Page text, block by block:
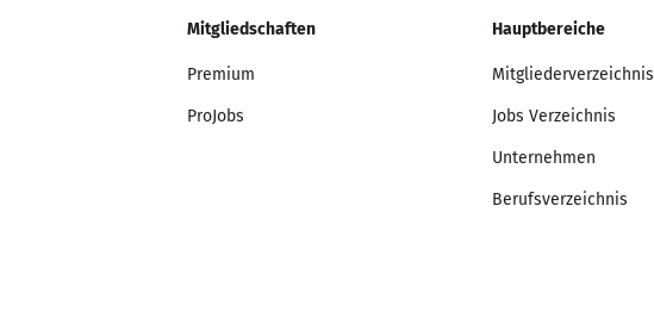
Mitgliedschaften
Premium
ProJobs
Hauptbereiche
Mitgliederverzeichnis
Jobs Verzeichnis
Unternehmen
Berufsverzeichnis